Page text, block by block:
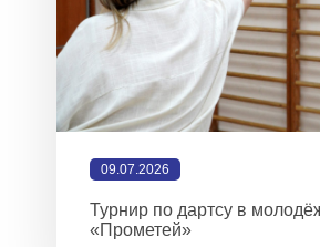
09.07.2026
Турнир по дартсу в
«Прометей»